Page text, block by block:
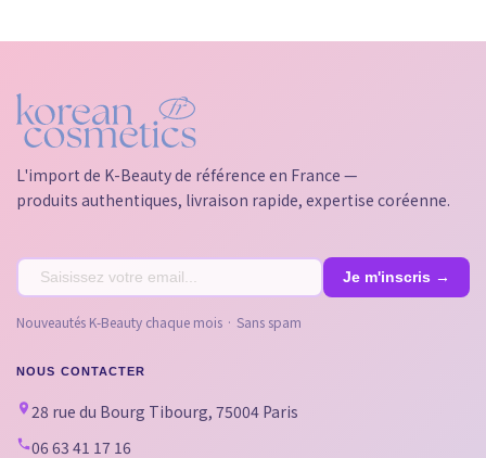
L'import de K-Beauty de référence en France —
produits authentiques, livraison rapide, expertise coréenne.
Nouveautés K-Beauty chaque mois · Sans spam
NOUS CONTACTER
28 rue du Bourg Tibourg, 75004 Paris
06 63 41 17 16